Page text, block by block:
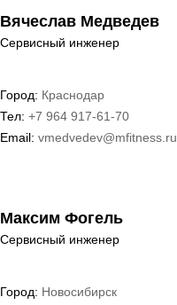
Вячеслав Медведев
Сервисный инженер
Город: Краснодар
Тел: +7 964 917-61-70
Email: vmedvedev@mfitness.ru
Максим Фогель
Сервисный инженер
Город: Новосибирск